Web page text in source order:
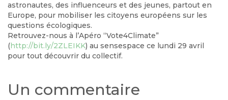
astronautes, des influenceurs et des jeunes, partout en
Europe, pour mobiliser les citoyens européens sur les
questions écologiques.
Retrouvez-nous à l’Apéro “Vote4Climate”
(http://bit.ly/2ZLEIKK) au sensespace ce lundi 29 avril
pour tout découvrir du collectif.
Un commentaire